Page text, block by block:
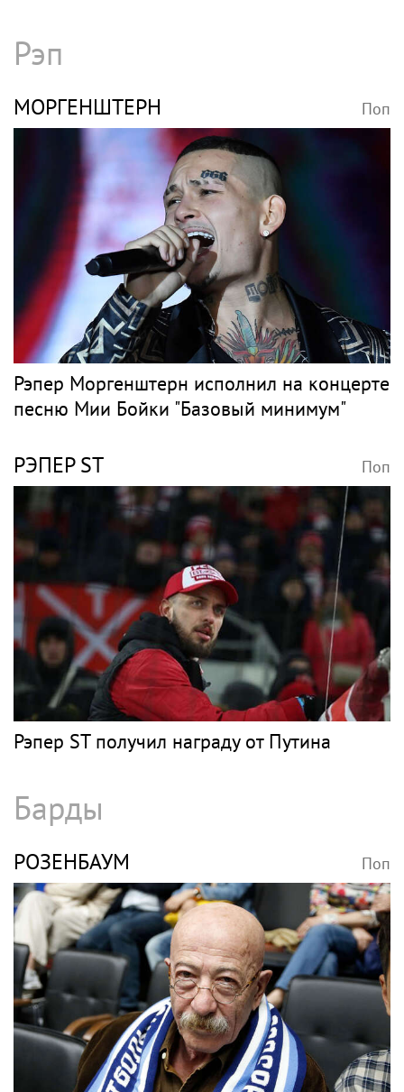
Рэп
МОРГЕНШТЕРН Поп
Рэпер Моргенштерн исполнил на концерте
песню Мии Бойки "Базовый минимум"
РЭПЕР ST Поп
Рэпер ST получил награду от Путина
Барды
РОЗЕНБАУМ Поп